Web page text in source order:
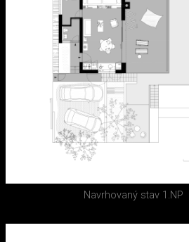
Navrhovaný stav 1.NP